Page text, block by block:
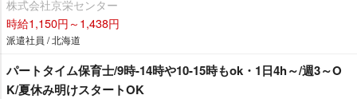
株式会社京栄センター
時給1,150円～1,438円
派遣社員 / 北海道
パートタイム保育士/9時-14時や10-15時もok・1日4h～/週3～O
K/夏休み明けスタートOK